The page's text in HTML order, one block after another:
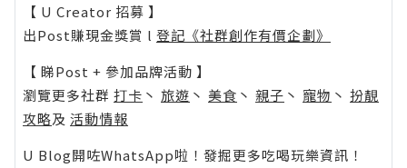
【 U Creator 招募 】
出Post賺現金獎賞 l 登記《社群創作有價企劃》
【 睇Post + 參加品牌活動 】
瀏覽更多社群 打卡 丶 旅遊 丶 美食 丶 親子 丶 寵物 丶 扮靚
攻略及 活動情報
U Blog開咗WhatsApp啦！發掘更多吃喝玩樂資訊！